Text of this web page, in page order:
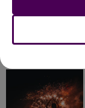
À LA UNE